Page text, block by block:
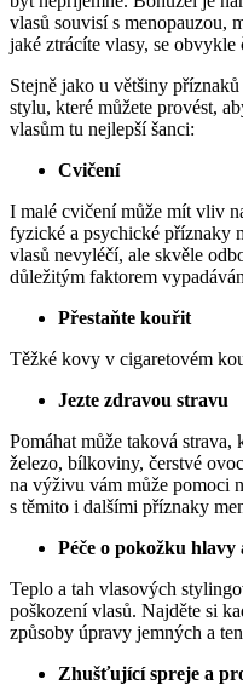
vlasů souvisí s menopauzou,
jaké ztrácíte vlasy, se obvykle
Stejně jako u většiny
stylu, které můžete provést,
vlasům tu nejlepší šanci:
Cvičení
I malé cvičení může mít vliv
fyzické a psychické příznaky
vlasů nevyléčí, ale skvěle
důležitým faktorem
Přestaňte kouřit
Těžké kovy v cigaretovém
Jezte zdravou stravu
Pomáhat může taková
železo, bílkoviny, čerstvé
na výživu vám může pomoci
s těmito i dalšími příznaky
Péče o pokožku hlavy
Teplo a tah vlasových
poškození vlasů. Najděte si
způsoby úpravy jemných a
Zhušťující spreje a